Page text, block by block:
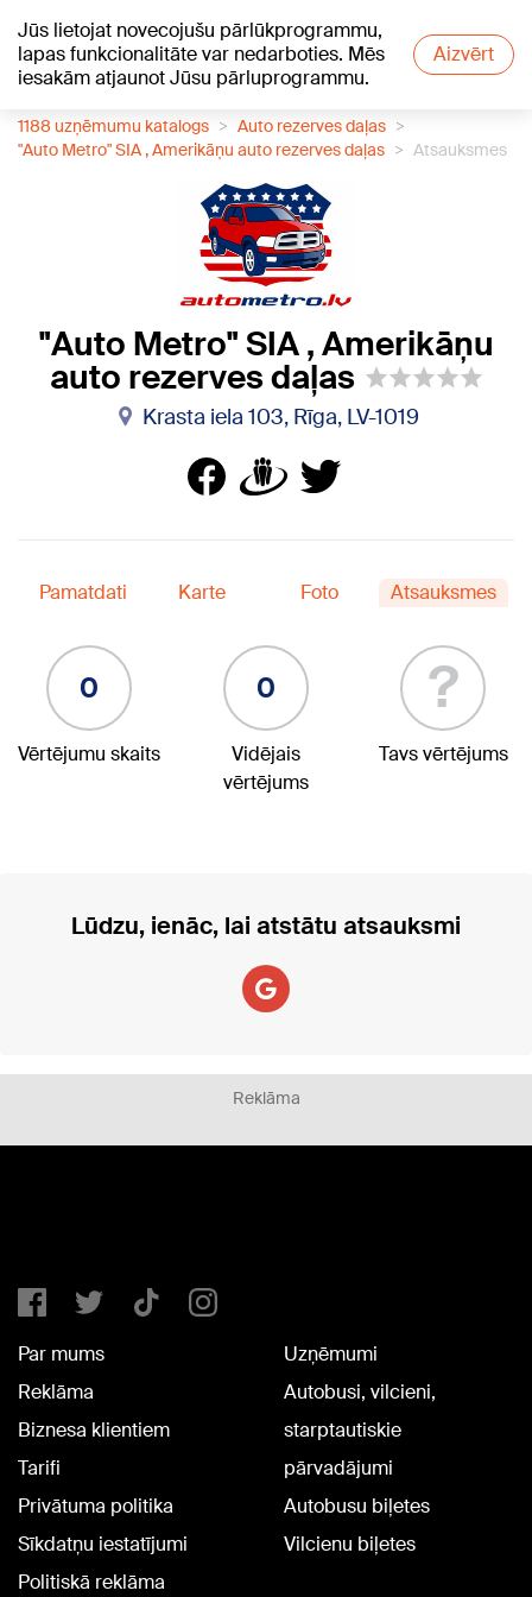
Jūs lietojat novecojušu pārlūkprogrammu,
lapas funkcionalitāte var nedarboties. Mēs
iesakām atjaunot Jūsu pārluprogrammu.
Aizvērt
+24°C
1188 uzņēmumu katalogs
Auto rezerves daļas
"Auto Metro" SIA , Amerikāņu auto rezerves daļas
Atsauksmes
"Auto Metro" SIA , Amerikāņu
auto rezerves daļas
Krasta iela 103, Rīga, LV-1019
Pamatdati Karte Foto Atsauksmes
0
Vērtējumu skaits
0
Vidējais
vērtējums
?
Tavs vērtējums
Lūdzu, ienāc, lai atstātu atsauksmi
Reklāma
Par mums
Reklāma
Biznesa klientiem
Tarifi
Privātuma politika
Sīkdatņu iestatījumi
Politiskā reklāma
Uzņēmumi
Autobusi, vilcieni,
starptautiskie
pārvadājumi
Autobusu biļetes
Vilcienu biļetes